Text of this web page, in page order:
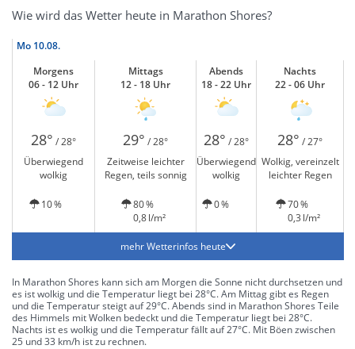
Wie wird das Wetter heute in Marathon Shores?
Mo 10.08.
Morgens
06 - 12 Uhr
Mittags
12 - 18 Uhr
Abends
18 - 22 Uhr
Nachts
22 - 06 Uhr
28° / 28° 29° / 28° 28° / 28° 28° / 27°
Überwiegend
wolkig
Zeitweise leichter
Regen, teils sonnig
Überwiegend
wolkig
Wolkig, vereinzelt
leichter Regen
10 %
80 %
0,8 l/m²
0 %
70 %
0,3 l/m²
mehr Wetterinfos heute
In Marathon Shores kann sich am Morgen die Sonne nicht durchsetzen und
es ist wolkig und die Temperatur liegt bei 28°C. Am Mittag gibt es Regen
und die Temperatur steigt auf 29°C. Abends sind in Marathon Shores Teile
des Himmels mit Wolken bedeckt und die Temperatur liegt bei 28°C.
Nachts ist es wolkig und die Temperatur fällt auf 27°C. Mit Böen zwischen
25 und 33 km/h ist zu rechnen.